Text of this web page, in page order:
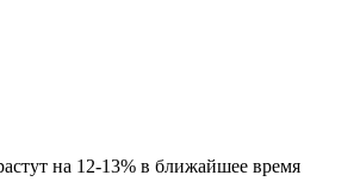
на 12-13% в ближайшее время